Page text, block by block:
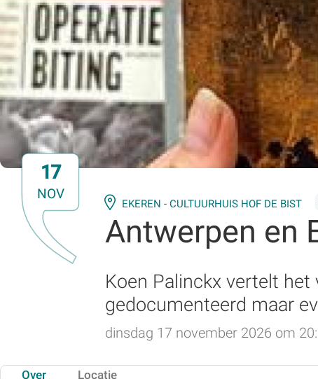
17
NOV
EKEREN - CULTUURHUIS HOF DE BIST
Antwerpen en
Koen Palinckx vertelt
gedocumenteerd maar
dinsdag 17 november 2026 om
Over Locatie